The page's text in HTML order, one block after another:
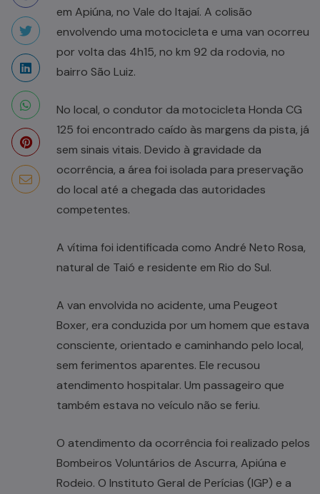
em Apiúna, no Vale do Itajaí. A colisão
envolvendo uma motocicleta e uma van ocorreu
por volta das 4h15, no km 92 da rodovia, no
bairro São Luiz.
No local, o condutor da motocicleta Honda CG
125 foi encontrado caído às margens da pista, já
sem sinais vitais. Devido à gravidade da
ocorrência, a área foi isolada para preservação
do local até a chegada das autoridades
competentes.
A vítima foi identificada como André Neto Rosa,
natural de Taió e residente em Rio do Sul.
A van envolvida no acidente, uma Peugeot
Boxer, era conduzida por um homem que estava
consciente, orientado e caminhando pelo local,
sem ferimentos aparentes. Ele recusou
atendimento hospitalar. Um passageiro que
também estava no veículo não se feriu.
O atendimento da ocorrência foi realizado pelos
Bombeiros Voluntários de Ascurra, Apiúna e
Rodeio. O Instituto Geral de Perícias (IGP) e a